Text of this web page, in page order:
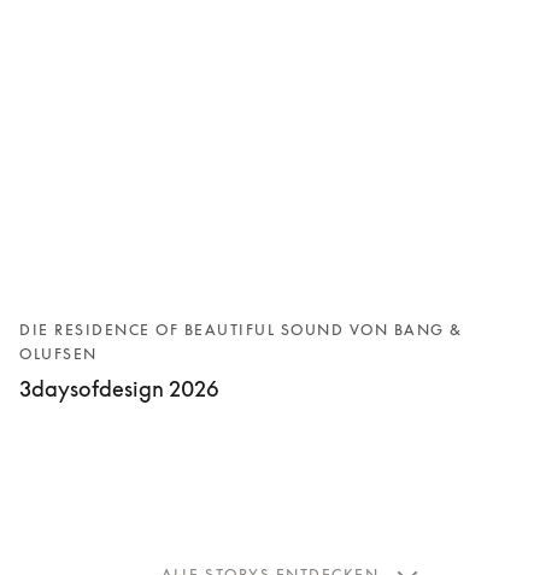
DIE RESIDENCE OF BEAUTIFUL SOUND VON BANG &
OLUFSEN
3daysofdesign 2026